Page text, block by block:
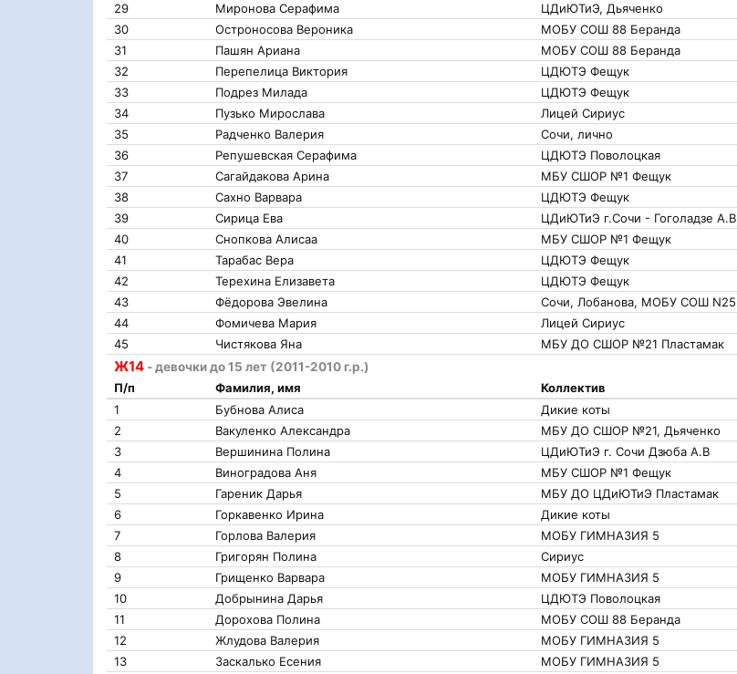
29
Миронова Серафима ЦДиЮТиЭ, Дьяченко
30
Остроносова Вероника МОБУ СОШ 88 Беранда
31
Пашян Ариана МОБУ СОШ 88 Беранда
32
Перепелица Виктория ЦДЮТЭ Фещук
33
Подрез Милада ЦДЮТЭ Фещук
34
Пузько Мирослава Лицей Сириус
35
Радченко Валерия Сочи, лично
36
Репушевская Серафима ЦДЮТЭ Поволоцкая
37
Сагайдакова Арина МБУ СШОР №1 Фещук
38
Сахно Варвара ЦДЮТЭ Фещук
39
Сирица Ева ЦДиЮТиЭ г.Сочи - Гоголадзе А.В
40
Снопкова Алисаа МБУ СШОР №1 Фещук
41
Тарабас Вера ЦДЮТЭ Фещук
42
Терехина Елизавета ЦДЮТЭ Фещук
43
Фёдорова Эвелина Сочи, Лобанова, МОБУ СОШ N25
44
Фомичева Мария Лицей Сириус
45
Чистякова Яна МБУ ДО СШОР №21 Пластамак
Ж14 - девочки до 15 лет (2011-2010 г.р.)
П/п
Фамилия, имя Коллектив
1
Бубнова Алиса Дикие коты
2
Вакуленко Александра МБУ ДО СШОР №21, Дьяченко
3
Вершинина Полина ЦДиЮТиЭ г. Сочи Дзюба А.В
4
Виноградова Аня МБУ СШОР №1 Фещук
5
Гареник Дарья МБУ ДО ЦДиЮТиЭ Пластамак
6
Горкавенко Ирина Дикие коты
7
Горлова Валерия МОБУ ГИМНАЗИЯ 5
8
Григорян Полина Сириус
9
Грищенко Варвара МОБУ ГИМНАЗИЯ 5
10
Добрынина Дарья ЦДЮТЭ Поволоцкая
11
Дорохова Полина МОБУ СОШ 88 Беранда
12
Жлудова Валерия МОБУ ГИМНАЗИЯ 5
13
Заскалько Есения МОБУ ГИМНАЗИЯ 5